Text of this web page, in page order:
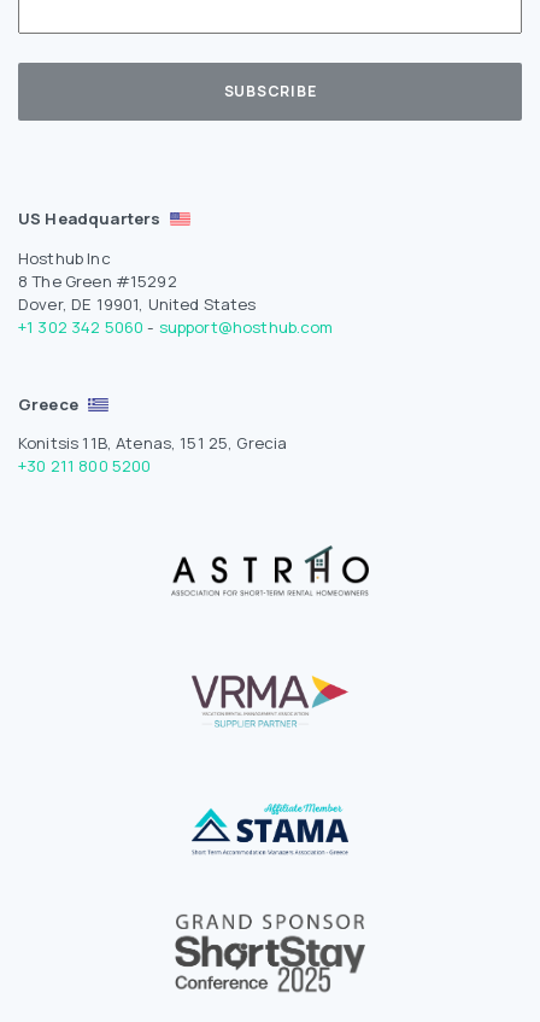
US Headquarters
Hosthub Inc
8 The Green #15292
Dover, DE 19901, United States
+1 302 342 5060 - support@hosthub.com
Greece
Konitsis 11B, Atenas, 151 25, Grecia
+30 211 800 5200